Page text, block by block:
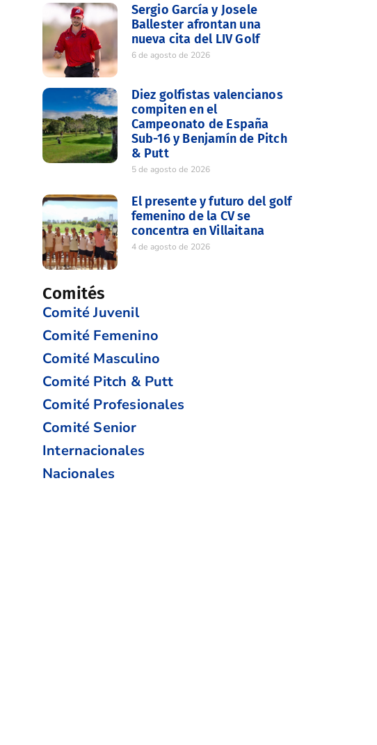
Sergio García y Josele
Ballester afrontan una
nueva cita del LIV Golf
6 de agosto de 2026
Diez golfistas valencianos
compiten en el
Campeonato de España
Sub-16 y Benjamín de Pitch
& Putt
5 de agosto de 2026
El presente y futuro del golf
femenino de la CV se
concentra en Villaitana
4 de agosto de 2026
Comités
Comité Juvenil
Comité Femenino
Comité Masculino
Comité Pitch & Putt
Comité Profesionales
Comité Senior
Internacionales
Nacionales